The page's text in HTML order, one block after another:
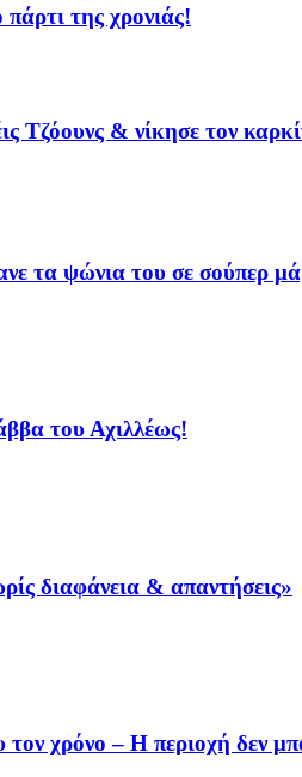
της χρονιάς!
Τζόουνς & νίκησε τον
τα ψώνια του σε σούπερ
του Αχιλλέως!
διαφάνεια & απαντήσεις»
χρόνο – Η περιοχή δεν